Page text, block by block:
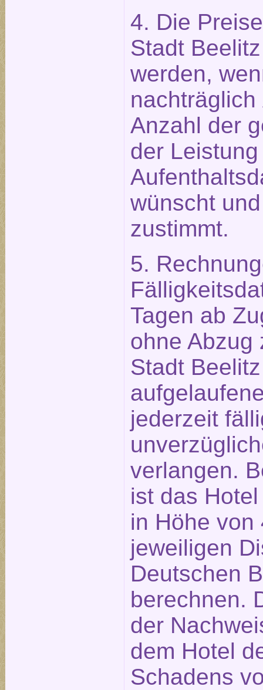
4. Die
Stadt
werden,
Anzahl der
der
wünscht
zustimmt.
5.
Tagen ab
ohne Abzug
Stadt
jederzeit
verlangen.
ist das
in Höhe von
jeweiligen
Deutschen
berechnen.
der
dem Hotel
Schadens